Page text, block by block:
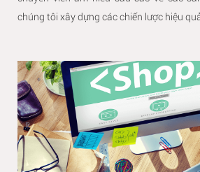
chúng tôi xây dựng các chiến lược hiệu